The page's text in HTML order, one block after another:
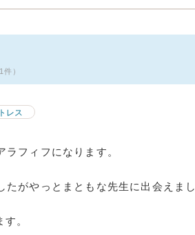
）
レス
フィフになります。
がやっとまともな先生に出会えまし
。